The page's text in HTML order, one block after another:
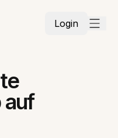
Login